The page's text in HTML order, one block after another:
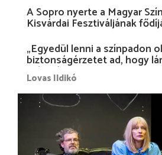
A Sopro nyerte a Magyar
Kisvárdai Fesztiváljának
„Egyedül lenni a színpadon
biztonságérzetet ad, hogy
más nélkül is megvagyok
Lovas Ildikó